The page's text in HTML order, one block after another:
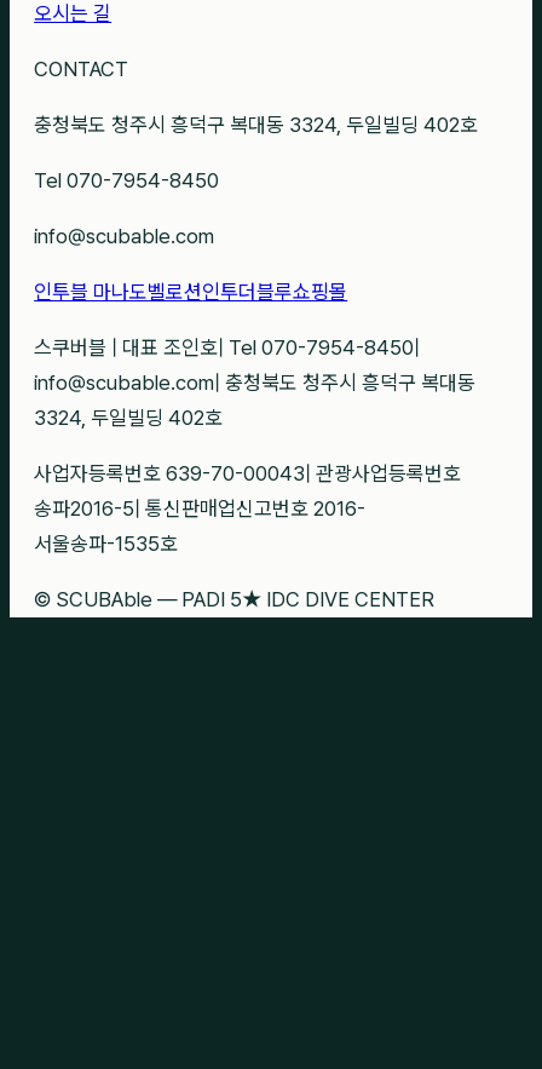
오시는 길
CONTACT
충청북도 청주시 흥덕구 복대동 3324, 두일빌딩 402호
Tel 070-7954-8450
info@scubable.com
인투블 마나도벨로션인투더블루쇼핑몰
스쿠버블 대표 조인호 Tel 070-7954-8450
info@scubable.com 충청북도 청주시 흥덕구 복대동
3324, 두일빌딩 402호
사업자등록번호 639-70-00043 관광사업등록번호
송파2016-5 통신판매업신고번호 2016-
서울송파-1535호
© SCUBAble — PADI 5★ IDC DIVE CENTER